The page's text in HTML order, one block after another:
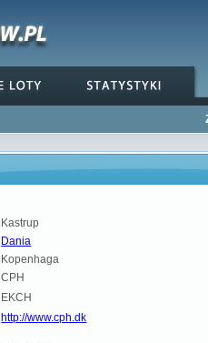
Kastrup
Dania
Kopenhaga
CPH
EKCH
http://www.cph.dk